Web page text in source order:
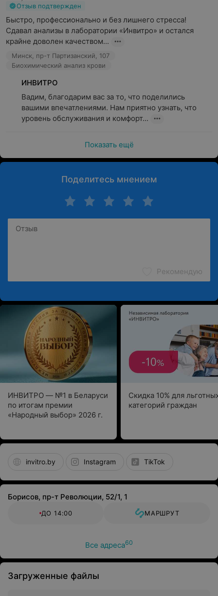
Отзыв подтвержден
Быстро, профессионально и без лишнего стресса!
Сдавал анализы в лаборатории «Инвитро» и остался
крайне доволен качеством...
Минск, пр-т Партизанский, 107
Биохимический анализ крови
ИНВИТРО
Вадим, благодарим вас за то, что поделились
вашими впечатлениями. Нам приятно узнать, что
уровень обслуживания и комфорт...
Показать ещё
Поделитесь мнением
Рекомендую
ИНВИТРО — №1 в Беларуси
по итогам премии
«Народный выбор» 2026 г.
Скидка 10% для
категорий граждан
invitro.by Instagram TikTok
Борисов, пр-т Революции, 52/1, 1
ДО 14:00 МАРШРУТ
Все адреса60
Загруженные файлы